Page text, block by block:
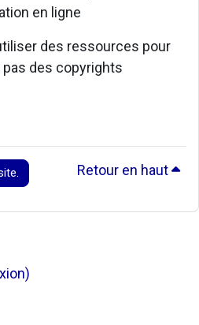
en ligne
des ressources pour
pas des copyrights
Retour en haut
)